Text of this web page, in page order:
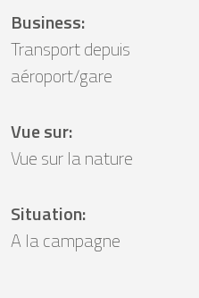
Business:
Transport depuis
aéroport/gare
Vue sur:
Vue sur la nature
Situation:
A la campagne